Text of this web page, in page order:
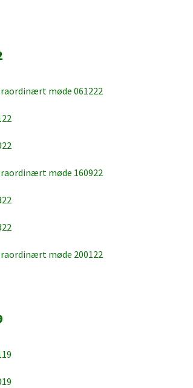
møde 061222
møde 160922
møde 200122